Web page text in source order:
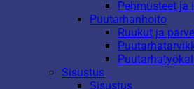
Pehmusteet ja
Puutarhanhoito
Ruukut ja
Sisustus
Sisustus